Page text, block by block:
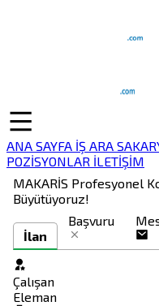
ANA SAYFA İŞ ARA
POZİSYONLAR İLETİŞİM
MAKARİS Profesyonel
Büyütüyoruz!
İlan
Başvuru
Çalışan
Eleman